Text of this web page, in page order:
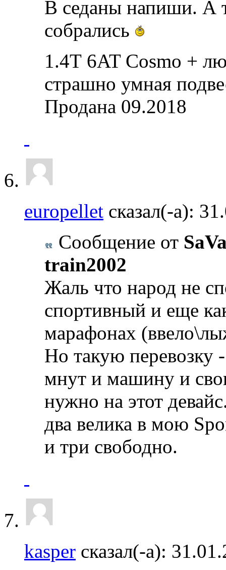
В седаны напиши. А
собрались
1.4Т 6AT Cosmo +
страшно умная
Продана 09.2018
europellet сказал(-а):
Сообщение от
train2002
Жаль что народ не
спортивный и еще
марафонах
Но такую перевозку
мнут и машину и
нужно на этот
два велика в мою
и три свободно.
kasper сказал(-а):